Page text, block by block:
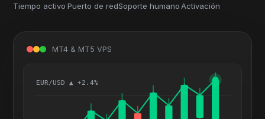
Tiempo activo Puerto de redSoporte humanoActivación
MT4 & MT5 VPS
EUR/USD ▲ +2.4%